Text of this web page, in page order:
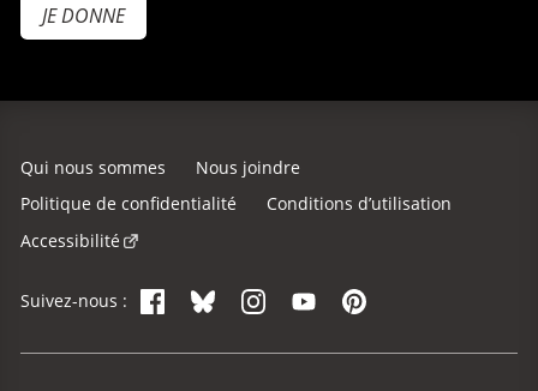
JE DONNE
Qui nous sommes
Nous joindre
Politique de confidentialité
Conditions d’utilisation
Accessibilité
Suivez-nous : FacebookBlueskyInstagram
YouTubePinterest